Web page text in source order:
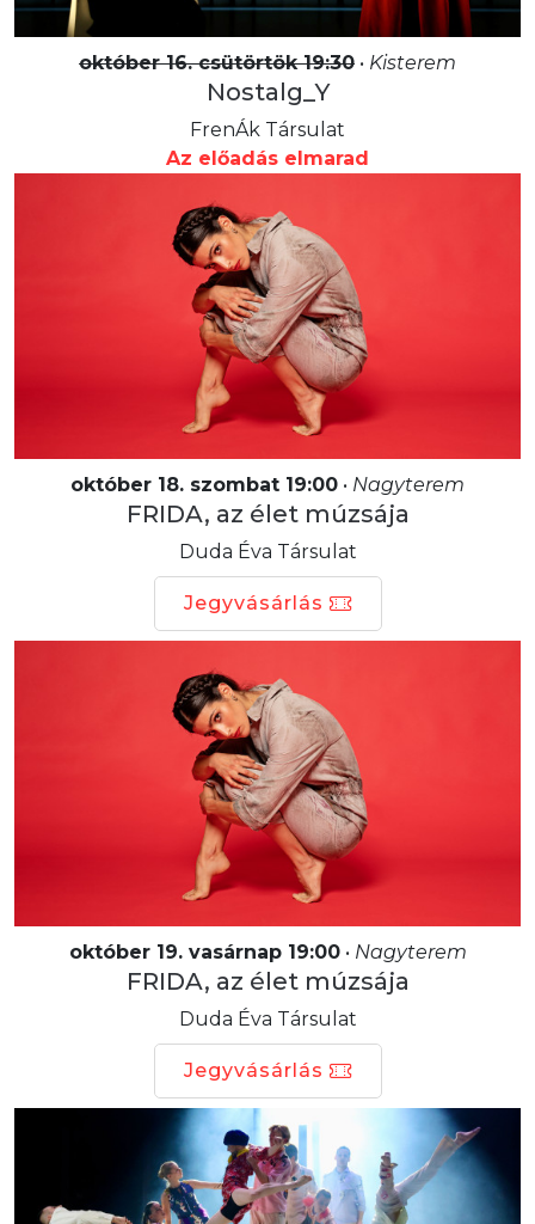
október 16. csütörtök 19:30 • Kisterem
Nostalg_Y
FrenÁk Társulat
Az előadás elmarad
október 18. szombat 19:00 • Nagyterem
FRIDA, az élet múzsája
Duda Éva Társulat
Jegyvásárlás
október 19. vasárnap 19:00• Nagyterem
FRIDA, az élet múzsája
Duda Éva Társulat
Jegyvásárlás